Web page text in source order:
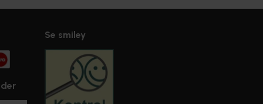
Se smiley